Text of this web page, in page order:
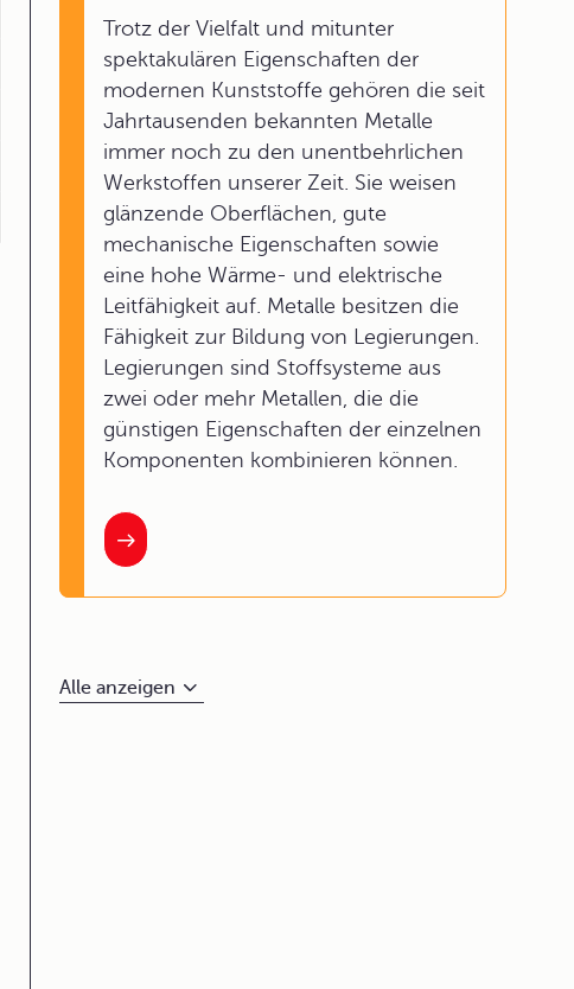
Trotz der Vielfalt und mitunter
spektakulären Eigenschaften der
modernen Kunststoffe gehören die seit
Jahrtausenden bekannten Metalle
immer noch zu den unentbehrlichen
Werkstoffen unserer Zeit. Sie weisen
glänzende Oberflächen, gute
mechanische Eigenschaften sowie
eine hohe Wärme- und elektrische
Leitfähigkeit auf. Metalle besitzen die
Fähigkeit zur Bildung von Legierungen.
Legierungen sind Stoffsysteme aus
zwei oder mehr Metallen, die die
günstigen Eigenschaften der einzelnen
Komponenten kombinieren können.
Alle anzeigen